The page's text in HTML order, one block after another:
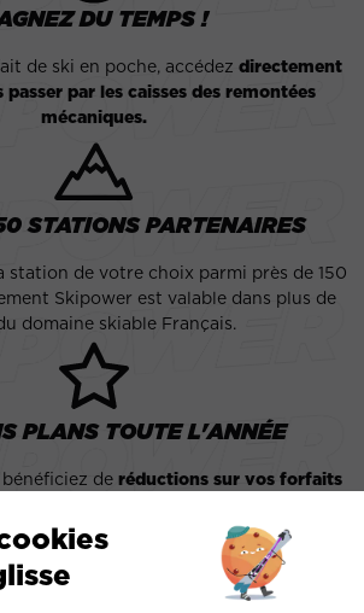
DU TEMPS !
de ski en poche, accédez directement
passer par les caisses des remontées
mécaniques.
STATIONS PARTENAIRES
station de votre choix parmi près de 150
Skipower est valable dans plus de
domaine skiable Français.
PLANS TOUTE L'ANNÉE
de réductions sur vos forfaits